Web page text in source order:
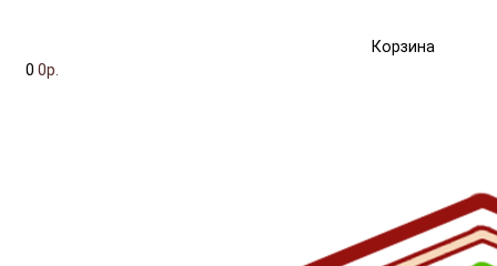
Корзина
0 0р.